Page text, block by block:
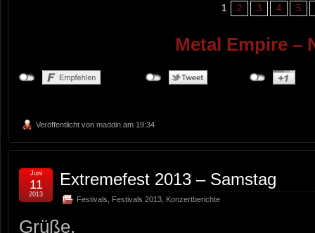
1 2 3 4 5
Metal Empire –
Veröffentlicht von maddin am 19:34
Extremefest 2013 – Samstag
Festivals Festivals 2013 Konzertberichte
Juni
11
2013
Grüße,